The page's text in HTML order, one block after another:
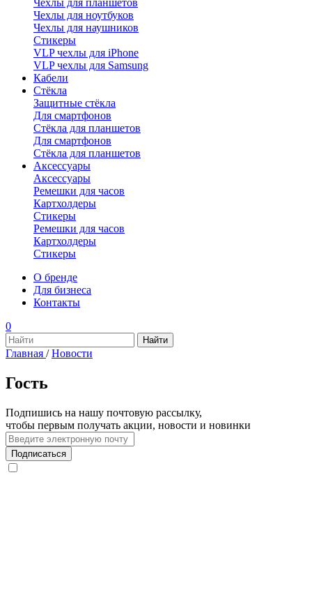
Чехлы для планшетов
Чехлы для ноутбуков
Чехлы для наушников
Стикеры
VLP чехлы для iPhone
VLP чехлы для Samsung
Кабели
Стёкла
Защитные стёкла
Для смартфонов
Стёкла для планшетов
Для смартфонов
Стёкла для планшетов
Аксессуары
Аксессуары
Ремешки для часов
Картхолдеры
Стикеры
Ремешки для часов
Картхолдеры
Стикеры
О бренде
Для бизнеса
Контакты
0
Главная / Новости
Гость
Подпишись на нашу почтовую рассылку,
чтобы первым получать акции, новости и новинки
Подписаться